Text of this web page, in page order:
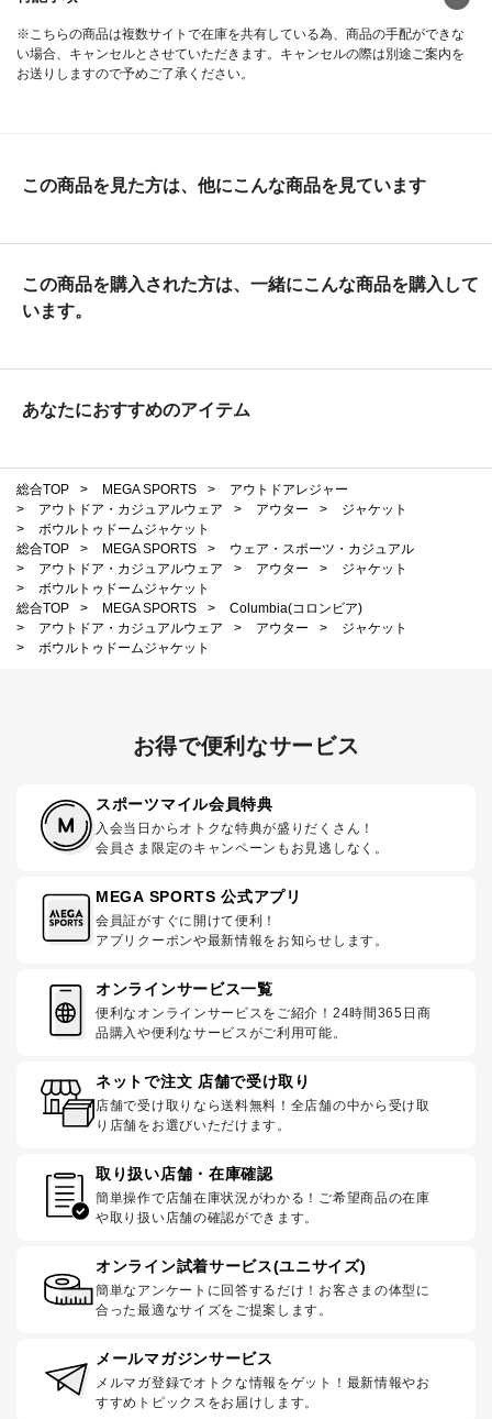
※こちらの商品は複数サイトで在庫を共有している為、商品の手配ができな
い場合、キャンセルとさせていただきます。キャンセルの際は別途ご案内を
お送りしますので予めご了承ください。
この商品を見た方は、他にこんな商品を見ています
この商品を購入された方は、一緒にこんな商品を購入して
います。
あなたにおすすめのアイテム
総合TOP > MEGA SPORTS >
アウトドアレジャー
>
アウトドア・カジュアルウェア > アウター >
ジャケット
>
ボウルトゥドームジャケット
総合TOP
> MEGA SPORTS >
ウェア・スポーツ・カジュアル
>
アウトドア・カジュアルウェア > アウター >
ジャケット
>
ボウルトゥドームジャケット
総合TOP
> MEGA SPORTS >
Columbia(コロンビア)
>
アウトドア・カジュアルウェア > アウター >
ジャケット
>
ボウルトゥドームジャケット
お得で便利なサービス
スポーツマイル会員特典
入会当日からオトクな特典が盛りだくさん！
会員さま限定のキャンペーンもお見逃しなく。
MEGA SPORTS 公式アプリ
会員証がすぐに開けて便利！
アプリクーポンや最新情報をお知らせします。
オンラインサービス一覧
便利なオンラインサービスをご紹介！24時間365日商
品購入や便利なサービスがご利用可能。
ネットで注文 店舗で受け取り
店舗で受け取りなら送料無料！全店舗の中から受け取
り店舗をお選びいただけます。
取り扱い店舗・在庫確認
簡単操作で店舗在庫状況がわかる！ご希望商品の在庫
や取り扱い店舗の確認ができます。
オンライン試着サービス(ユニサイズ)
簡単なアンケートに回答するだけ！お客さまの体型に
合った最適なサイズをご提案します。
メールマガジンサービス
メルマガ登録でオトクな情報をゲット！最新情報やお
すすめトピックスをお届けします。